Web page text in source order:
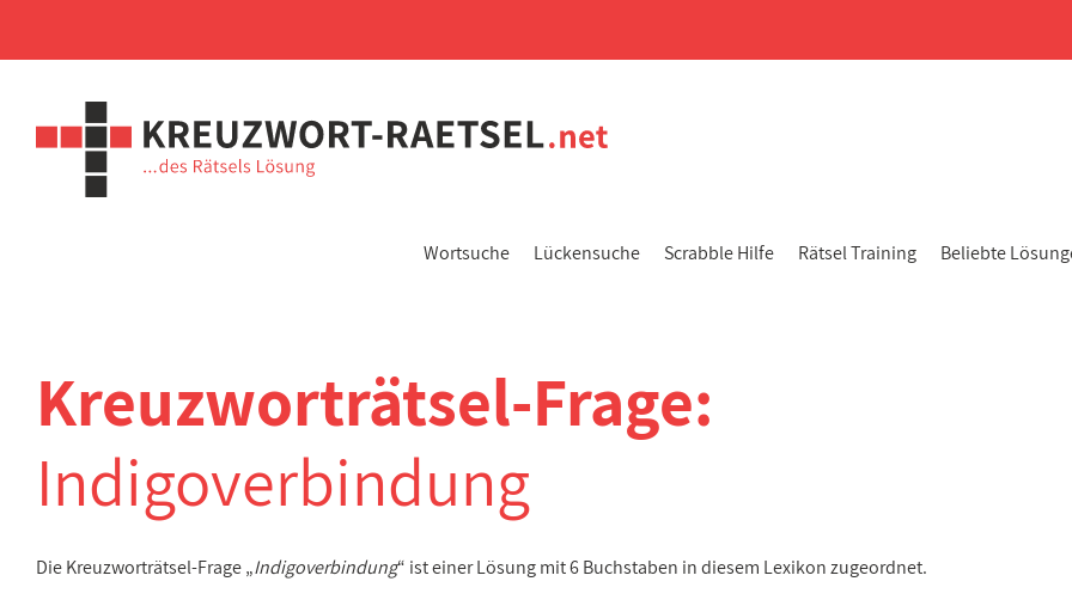
Wortsuche Lückensuche Scrabble Hilfe Rätsel Training Beliebte
Kreuzworträtsel-Frage:
Indigoverbindung
Die Kreuzworträtsel-Frage „Indigoverbindung“ ist einer Lösung mit 6 Buchstaben in diesem Lexikon zugeordnet.